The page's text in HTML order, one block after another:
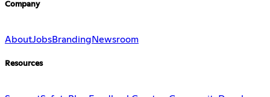
Company
AboutJobsBranding Newsroom
Resources